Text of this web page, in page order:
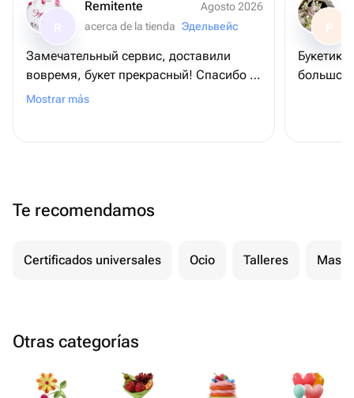
Remitente
Agosto 2026
acerca de la tienda Эдельвейс
Замечательный сервис, доставили
вовремя, букет прекрасный! Спасибо ❤️
❤️❤️
Mostrar más
P
Букетик
Te recomendamos
Certificados universales Ocio Talleres
Otras categorías